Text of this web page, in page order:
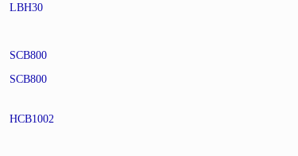
LBH30
SCB800
SCB800
HCB1002